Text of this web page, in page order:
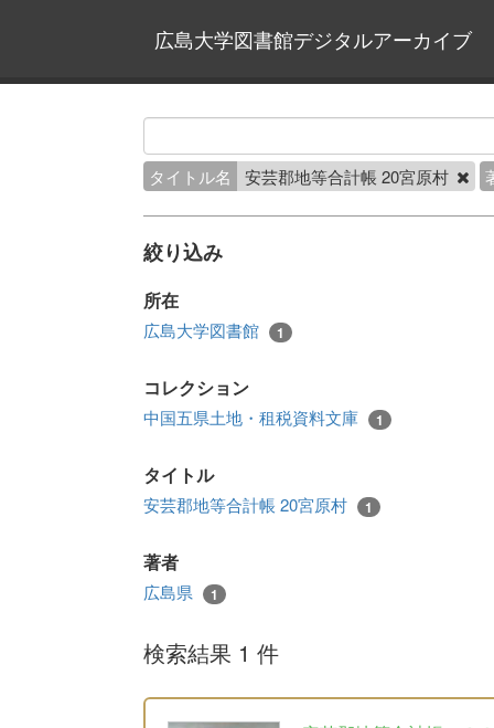
広島大学図書館デジタルアーカイブ
タイトル名 安芸郡地等合計帳 20宮原村
絞り込み
所在
広島大学図書館 1
コレクション
中国五県土地・租税資料文庫 1
タイトル
安芸郡地等合計帳 20宮原村 1
著者
広島県 1
検索結果 1 件